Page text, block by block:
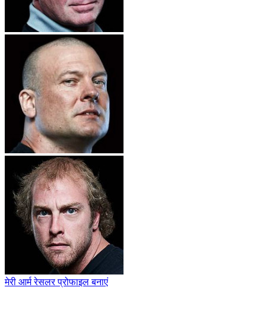
मेरी आर्म रेसलर प्रोफाइल बनाएं